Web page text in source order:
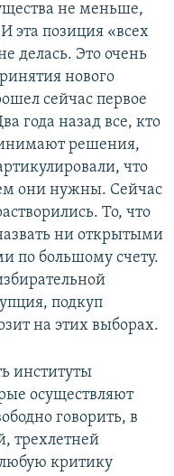
не меньше,
эта позиция «всех
делась. Это очень
нового
сейчас первое
года назад все, кто
решения,
что
они нужны. Сейчас
То, что
ни открытыми
по большому счету.
подкуп
на этих выборах.
институты
осуществляют
говорить, в
трехлетней
критику